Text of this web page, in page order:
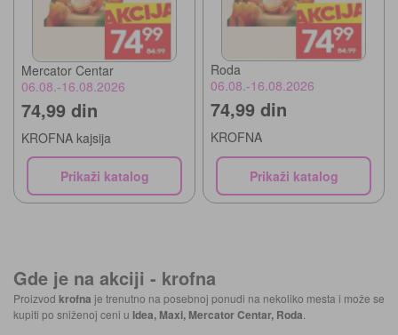
Mercator Centar
06.08.-16.08.2026
74,99 din
KROFNA kajsija
Prikaži katalog
Roda
06.08.-16.08.2026
74,99 din
KROFNA
Prikaži katalog
Gde je na akciji - krofna
Proizvod krofna je trenutno na posebnoj ponudi na nekoliko mesta i može se
kupiti po sniženoj ceni u Idea, Maxi, Mercator Centar, Roda